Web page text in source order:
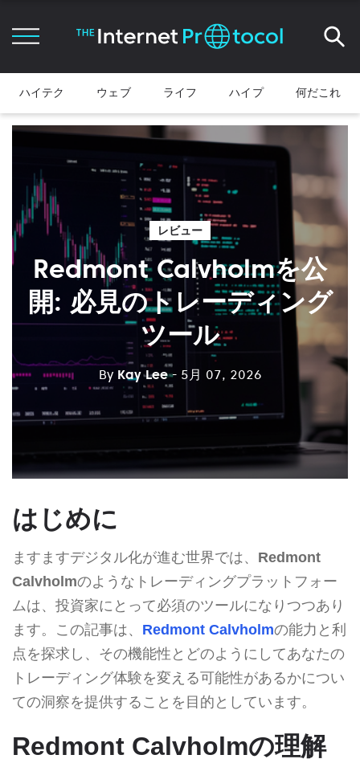
ハイテク ウェブ ライフ ハイプ 何だこれ
レビュー
Redmont Calvholmを公
開: 必見のトレーディング
ツール
By Kay Lee - 5月 07, 2026
はじめに
ますますデジタル化が進む世界では、 Redmont
Calvholmのようなトレーディングプラットフォー
ムは、投資家にとって必須のツールになりつつあり
ます。この記事は、 Redmont Calvholmの能力と利
点を探求し、その機能性とどのようにしてあなたの
トレーディング体験を変える可能性があるかについ
ての洞察を提供することを目的としています。
Redmont Calvholmの理解